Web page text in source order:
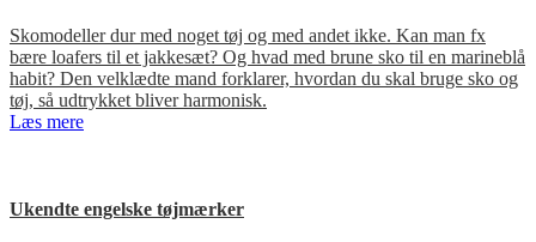
Skomodeller dur med noget tøj og med andet ikke. Kan man fx
bære loafers til et jakkesæt? Og hvad med brune sko til en marineblå
habit? Den velklædte mand forklarer, hvordan du skal bruge sko og
tøj, så udtrykket bliver harmonisk.
Læs mere
Ukendte engelske tøjmærker